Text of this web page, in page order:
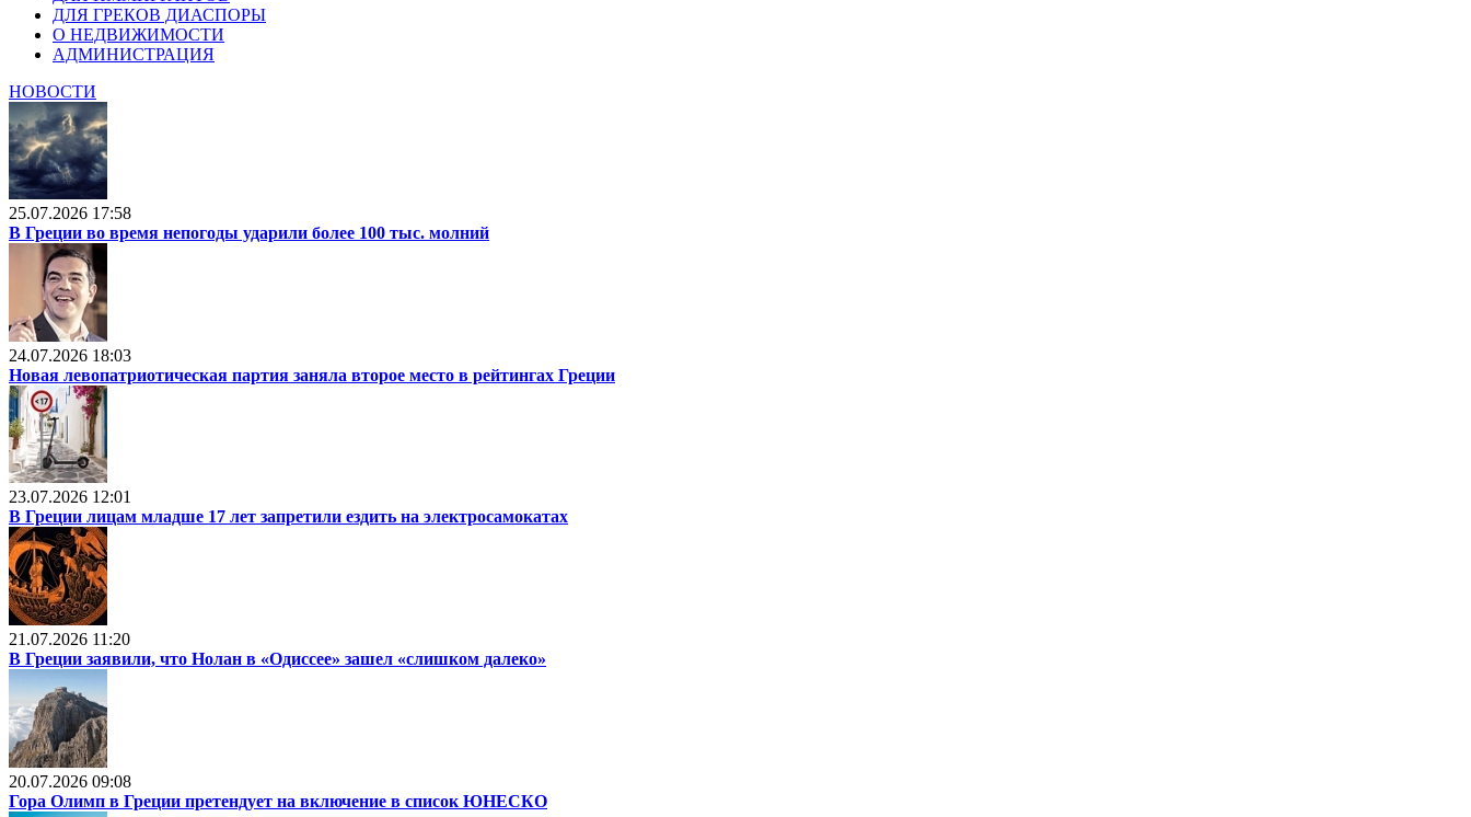
ДЛЯ ГРЕКОВ ДИАСПОРЫ
О НЕДВИЖИМОСТИ
АДМИНИСТРАЦИЯ
НОВОСТИ
25.07.2026 17:58
В Греции во время непогоды ударили более 100 тыс. молний
24.07.2026 18:03
Новая левопатриотическая партия заняла второе место в рейтингах Греции
23.07.2026 12:01
В Греции лицам младше 17 лет запретили ездить на электросамокатах
21.07.2026 11:20
В Греции заявили, что Нолан в «Одиссее» зашел «слишком далеко»
20.07.2026 09:08
Гора Олимп в Греции претендует на включение в список ЮНЕСКО